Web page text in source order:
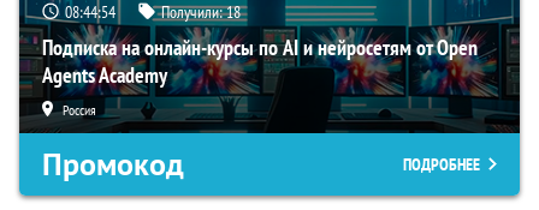
08:44:53 Получили:18
Подписка на онлайн-курсы по AI и нейросетям от Open
Agents Academy
Россия
Промокод ПОДРОБНЕЕ